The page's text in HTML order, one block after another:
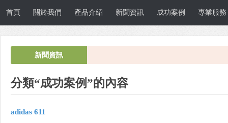
首頁 關於我們 產品介紹 新聞資訊 成功案例 專業服務
新聞資訊
分類“成功案例”的內容
adidas 611